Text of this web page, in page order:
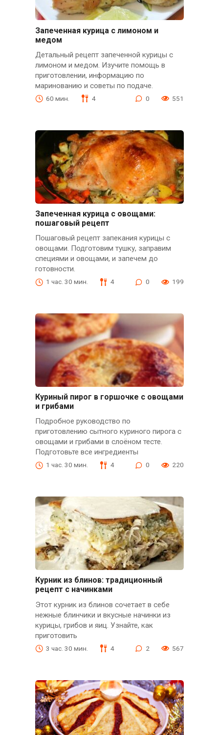
Запеченная курица с лимоном и
медом
Детальный рецепт запеченной курицы с
лимоном и медом. Изучите помощь в
приготовлении, информацию по
маринованию и советы по подаче.
60 мин. 4 0 551
Запеченная курица с овощами:
пошаговый рецепт
Пошаговый рецепт запекания курицы с
овощами. Подготовим тушку, заправим
специями и овощами, и запечем до
готовности.
1 час. 30 мин. 4 0 199
Куриный пирог в горшочке с овощами
и грибами
Подробное руководство по
приготовлению сытного куриного пирога с
овощами и грибами в слоёном тесте.
Подготовьте все ингредиенты
1 час. 30 мин. 4 0 220
Курник из блинов: традиционный
рецепт с начинками
Этот курник из блинов сочетает в себе
нежные блинчики и вкусные начинки из
курицы, грибов и яиц. Узнайте, как
приготовить
3 час. 30 мин. 4 2 567